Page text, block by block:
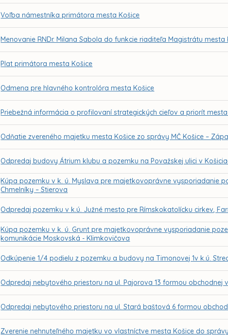
Voľba námestníka primátora mesta Košice
Menovanie RNDr. Milana Sabola do funkcie riaditeľa Magistrátu mesta
Plat primátora mesta Košice
Odmena pre hlavného kontrolóra mesta Košice
Priebežná informácia o profilovaní strategických cieľov a priorít
Odňatie zvereného majetku mesta Košice zo správy MČ Košice –
Odpredaj budovy Átrium klubu a pozemku na Považskej ulici v
Kúpa pozemku v k. ú. Myslava pre majetkovoprávne vysporiadanie
Chmelníky – Stierova
Odpredaj pozemku v k.ú. Južné mesto pre Rímskokatolícku cirkev,
Kúpa pozemku v k. ú. Grunt pre majetkovoprávne vysporiadanie
komunikácie Moskovská - Klimkovičova
Odkúpenie 1/4 podielu z pozemku a budovy na Timonovej 1v k.ú.
Odpredaj nebytového priestoru na ul. Pajorova 13 formou obchodnej
Odpredaj nebytového priestoru na ul. Stará baštová 6 formou
Zverenie nehnuteľného majetku vo vlastníctve mesta Košice do správy